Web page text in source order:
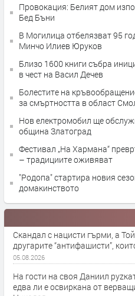
Провокация: Белият дом
Бед Бъни
В Могилица отбелязват 95
Минчо Илиев Юруков
Близо 1600 книги събра
в чест на Васил Дечев
Болестите на
за смъртността в област
Нов електромобил ще
община Златоград
Фестивал „На Хармана“
– традициите оживяват
"Родопа" стартира новия
домакинството
Скандал с нацисти гърми, а
другарите “антифашисти”,
05.08.2026
На гости на своя Даниил
едва ли е освиркана от